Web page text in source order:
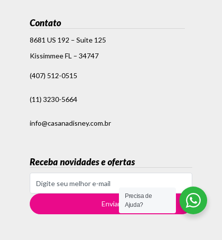
Contato
8681 US 192 – Suite 125
Kissimmee FL – 34747
(407) 512-0515
(11) 3230-5664
info@casanadisney.com.br
Receba novidades e ofertas
Precisa de
Ajuda?